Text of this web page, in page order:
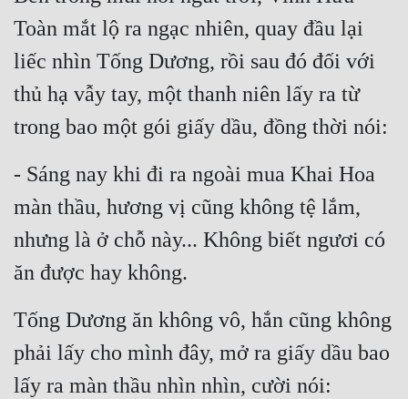
Toàn mắt lộ ra ngạc nhiên, quay đầu lại
liếc nhìn Tống Dương, rồi sau đó đối với
thủ hạ vẫy tay, một thanh niên lấy ra từ
trong bao một gói giấy dầu, đồng thời nói:
- Sáng nay khi đi ra ngoài mua Khai Hoa
màn thầu, hương vị cũng không tệ lắm,
nhưng là ở chỗ này... Không biết ngươi có
ăn được hay không.
Tống Dương ăn không vô, hắn cũng không
phải lấy cho mình đây, mở ra giấy dầu bao
lấy ra màn thầu nhìn nhìn, cười nói: